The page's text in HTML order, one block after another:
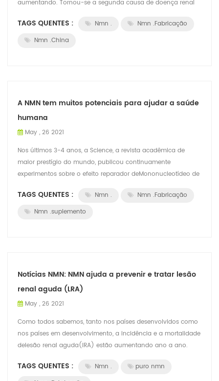
aumentando. Tornou-se a segunda causa de doença renal
TAGS QUENTES : Nmn .
Nmn .Fabricação
Nmn .China
A NMN tem muitos potenciais para ajudar a saúde
humana
May , 26 2021
Nos últimos 3-4 anos, a Science, a revista acadêmica de
maior prestígio do mundo, publicou continuamente
experimentos sobre o efeito reparador deMononucleotídeo de
TAGS QUENTES : Nmn .
Nmn .Fabricação
Nmn .suplemento
Notícias NMN: NMN ajuda a prevenir e tratar lesão
renal aguda (LRA)
May , 26 2021
Como todos sabemos, tanto nos países desenvolvidos como
nos países em desenvolvimento, a incidência e a mortalidade
delesão renal aguda(IRA) estão aumentando ano a ano.
TAGS QUENTES : Nmn .
puro nmn